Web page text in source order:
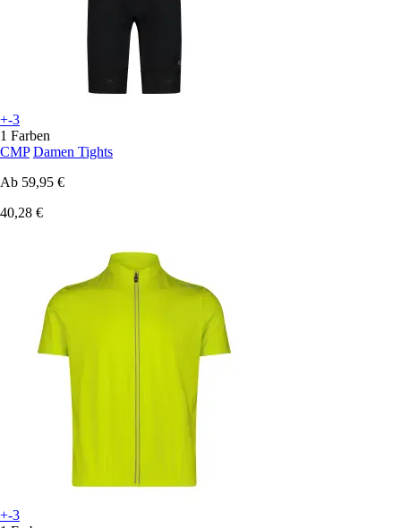
+-3
1 Farben
CMP Damen Tights
Ab 59,95 €
40,28 €
+-3